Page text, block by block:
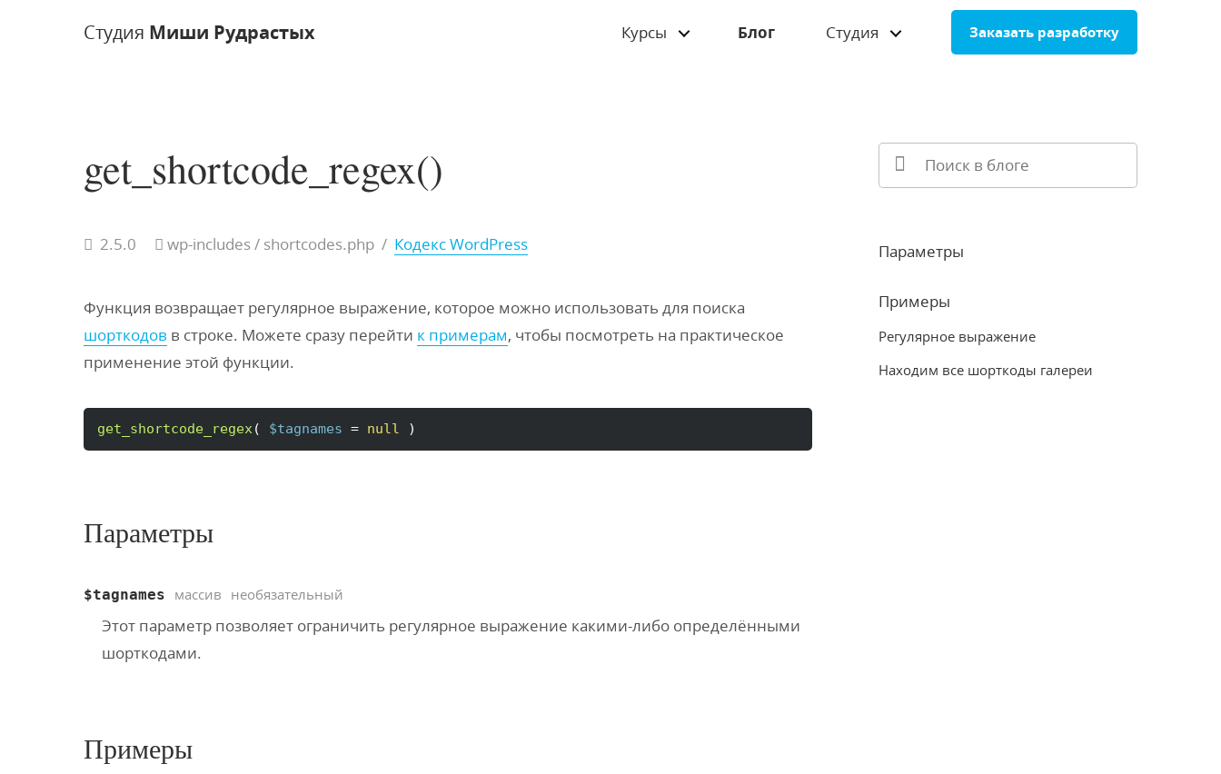
Студия Миши Рудрастых Курсы Блог Студия Заказать разработку
get_shortcode_regex()
2.5.0 wp-includes / shortcodes.php / Кодекс WordPress
Функция возвращает регулярное выражение, которое можно использовать для поиска
шорткодов в строке. Можете сразу перейти к примерам, чтобы посмотреть на практическое
применение этой функции.
get_shortcode_regex( $tagnames = null )
Параметры
$tagnames массив необязательный
Этот параметр позволяет ограничить регулярное выражение какими-либо определёнными
шорткодами.
Примеры
Параметры
Примеры
Регулярное выражение
Находим все шорткоды галереи